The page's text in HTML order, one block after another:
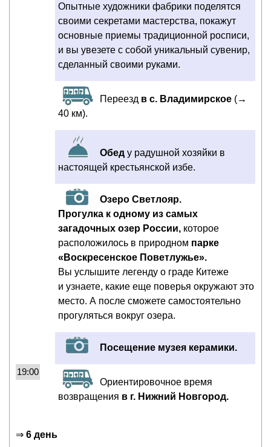
Опытные художники фабрики поделятся
своими секретами мастерства, покажут
основные приемы традиционной росписи,
и вы увезете с собой уникальный сувенир,
сделанный своими руками.
Переезд в с. Владимирское (→
40 км).
Обед у радушной хозяйки в
настоящей крестьянской избе.
Озеро Светлояр.
Прогулка к одному из самых
загадочных озер России, которое
расположилось в природном парке
«Воскресенское Поветлужье».
Вы услышите легенду о граде Китеже
и узнаете, какие еще поверья окружают это
место. А после сможете самостоятельно
прогуляться вокруг озера.
Посещение музея керамики.
19:00
Ориентировочное время
возвращения в г. Нижний Новгород.
⇒ 6 день